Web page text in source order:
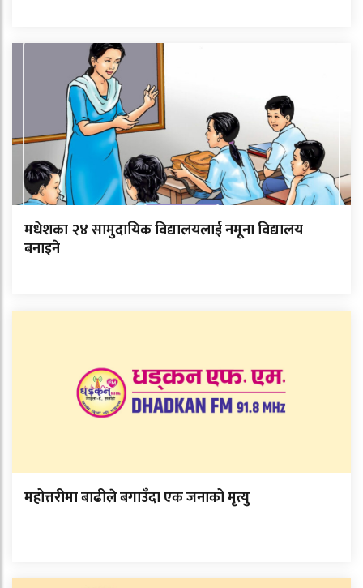
मधेशका २४ सामुदायिक विद्यालयलाई नमूना विद्यालय
बनाइने
महोत्तरीमा बाढीले बगाउँदा एक जनाको मृत्यु